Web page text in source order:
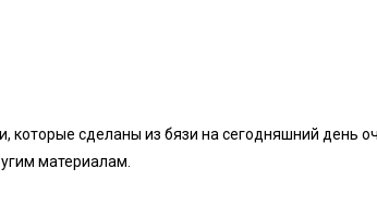
которые сделаны из бязи на сегодняшний день
материалам.